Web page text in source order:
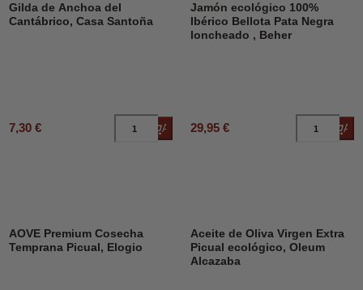
Gilda de Anchoa del
Cantábrico, Casa Santoña
7,30 € Añadir al carrito
Jamón ecológico 100%
Ibérico Bellota Pata Negra
loncheado , Beher
29,95 €
AOVE Premium Cosecha
Temprana Picual, Elogio
Aceite de Oliva Virgen Extra
Picual ecológico, Oleum
Alcazaba